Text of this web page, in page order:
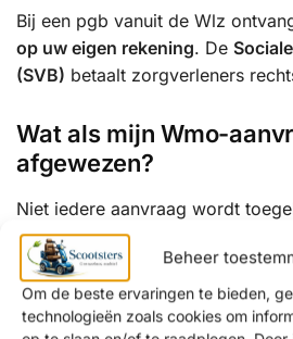
Beheer
Om de beste ervaringen te bieden,
technologieën zoals cookies om
Bij een pgb vanuit de Wlz
op uw eigen rekening. De
(SVB) betaalt zorgverleners
Wat als mijn Wmo-
afgewezen?
Niet iedere aanvraag wordt
voor dat het aangeboden
bij uw wensen, bijvoorbeeld op
comfort, actieradius of gebruik